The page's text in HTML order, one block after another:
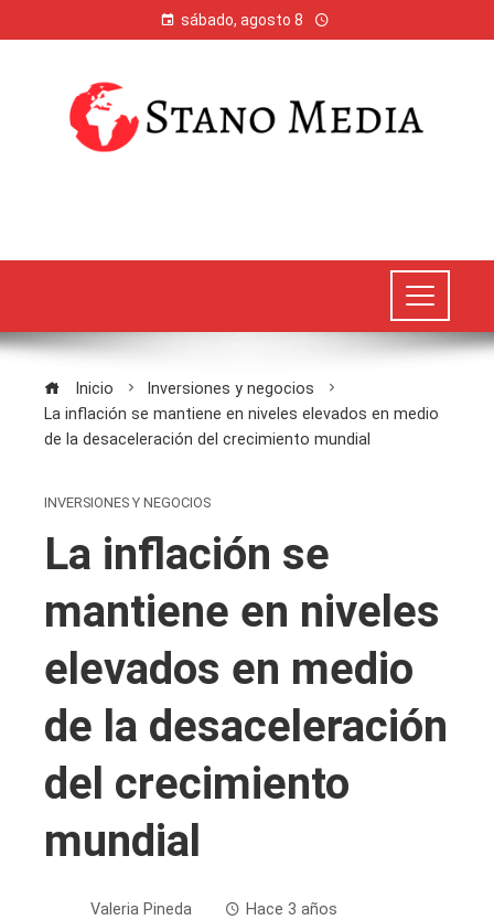
sábado, agosto 8
Inicio
Inversiones y negocios
La inflación se mantiene en niveles elevados en medio
de la desaceleración del crecimiento mundial
INVERSIONES Y NEGOCIOS
La inflación se
mantiene en niveles
elevados en medio
de la desaceleración
del crecimiento
mundial
Valeria Pineda Hace 3 años